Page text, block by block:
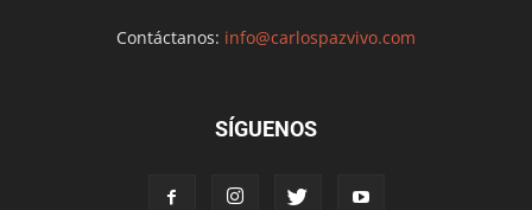
Contáctanos: info@carlospazvivo.com
SÍGUENOS